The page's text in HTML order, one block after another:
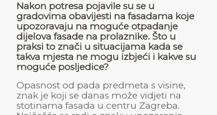
Nakon potresa pojavile su se u
gradovima obavijesti na fasadama koje
upozoravaju na moguće otpadanje
dijelova fasade na prolaznike. Što u
praksi to znači u situacijama kada se
takva mjesta ne mogu izbjeći i kakve su
moguće posljedice?
Opasnost od pada predmeta s visine,
znak je koji se danas može vidjeti na
stotinama fasada u centru Zagreba.